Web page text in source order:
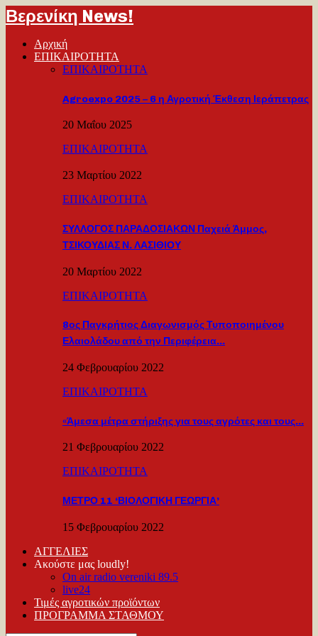
Βερενίκη News!
Αρχική
ΕΠΙΚΑΙΡΟΤΗΤΑ
ΕΠΙΚΑΙΡΟΤΗΤΑ
Agroexpo 2025 – 6 η Αγροτική Έκθεση Ιεράπετρας
20 Μαΐου 2025
ΕΠΙΚΑΙΡΟΤΗΤΑ
23 Μαρτίου 2022
ΕΠΙΚΑΙΡΟΤΗΤΑ
ΣΥΛΛΟΓΟΣ ΠΑΡΑΔΟΣΙΑΚΩΝ Παχειά Άμμος,
ΤΣΙΚΟΥΔΙΑΣ Ν. ΛΑΣΙΘΙΟΥ
20 Μαρτίου 2022
ΕΠΙΚΑΙΡΟΤΗΤΑ
8ος Παγκρήτιος Διαγωνισμός Τυποποιημένου
Ελαιολάδου από την Περιφέρεια…
24 Φεβρουαρίου 2022
ΕΠΙΚΑΙΡΟΤΗΤΑ
«Άμεσα μέτρα στήριξης για τους αγρότες και τους…
21 Φεβρουαρίου 2022
ΕΠΙΚΑΙΡΟΤΗΤΑ
ΜΕΤΡΟ 11 ‘ΒΙΟΛΟΓΙΚΗ ΓΕΩΡΓΙΑ’
15 Φεβρουαρίου 2022
ΑΓΓΕΛΙΕΣ
Ακούστε μας loudly!
On air radio vereniki 89.5
live24
Τιμές αγροτικών προϊόντων
ΠΡΟΓΡΑΜΜΑ ΣΤΑΘΜΟΥ